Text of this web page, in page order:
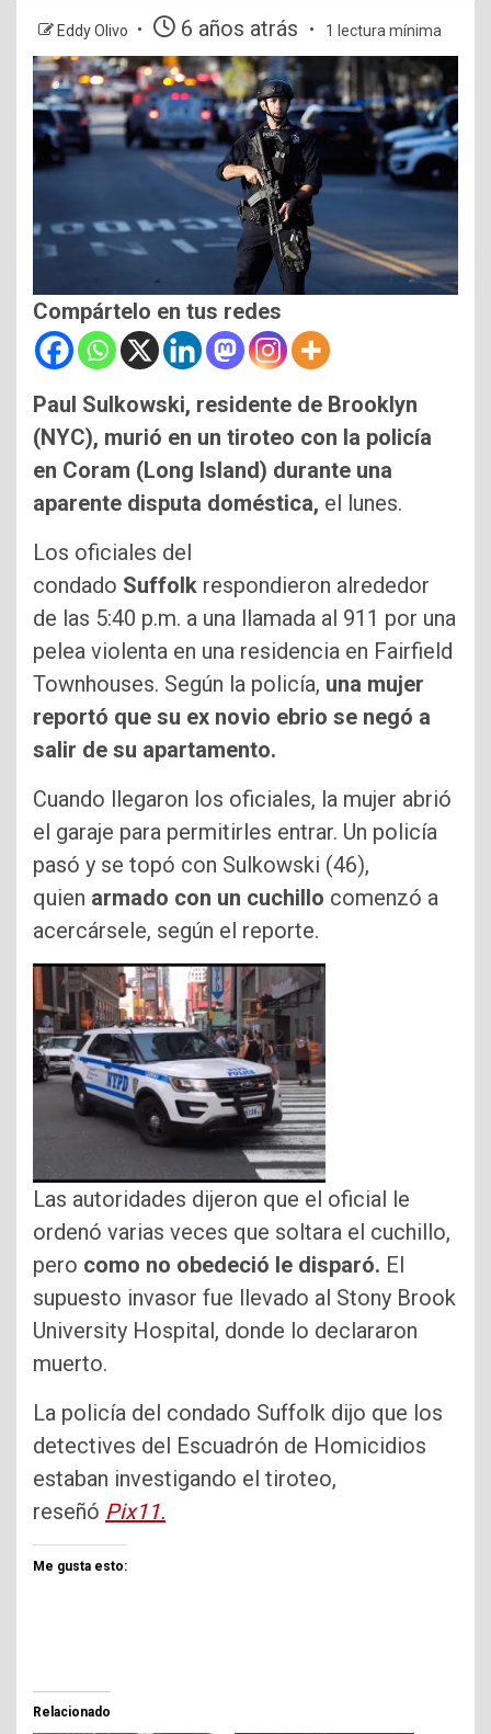
Eddy Olivo 6 años atrás 1 lectura mínima
Compártelo en tus redes
Paul Sulkowski, residente de Brooklyn
(NYC), murió en un tiroteo con la policía
en Coram (Long Island) durante una
aparente disputa doméstica, el lunes.
Los oficiales del
condado Suffolk respondieron alrededor
de las 5:40 p.m. a una llamada al 911 por una
pelea violenta en una residencia en Fairfield
Townhouses. Según la policía, una mujer
reportó que su ex novio ebrio se negó a
salir de su apartamento.
Cuando llegaron los oficiales, la mujer abrió
el garaje para permitirles entrar. Un policía
pasó y se topó con Sulkowski (46),
quien armado con un cuchillo comenzó a
acercársele, según el reporte.
Las autoridades dijeron que el oficial le
ordenó varias veces que soltara el cuchillo,
pero como no obedeció le disparó. El
supuesto invasor fue llevado al Stony Brook
University Hospital, donde lo declararon
muerto.
La policía del condado Suffolk dijo que los
detectives del Escuadrón de Homicidios
estaban investigando el tiroteo,
reseñó Pix11.
Me gusta esto:
Relacionado